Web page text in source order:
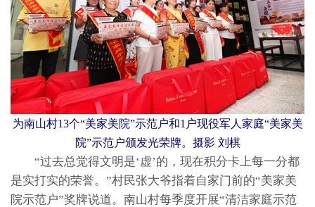
为南山村13个“美家美院”示范户和1户现役军人家庭“美家美
院”示范户颁发光荣牌。摄影 刘棋
“过去总觉得文明是‘虚’的，现在积分卡上每一分都
是实打实的荣誉。”村民张大爷指着自家门前的“美家美
院示范户”奖牌说道。南山村每季度开展“清洁家庭示范